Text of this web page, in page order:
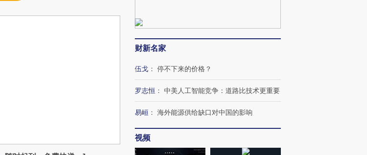
财新名家
伍戈 ： 停不下来的价格？
罗志恒 ： 中美人工智能竞争：道路比技术更重要
易峘 ： 海外能源供给缺口对中国的影响
视频